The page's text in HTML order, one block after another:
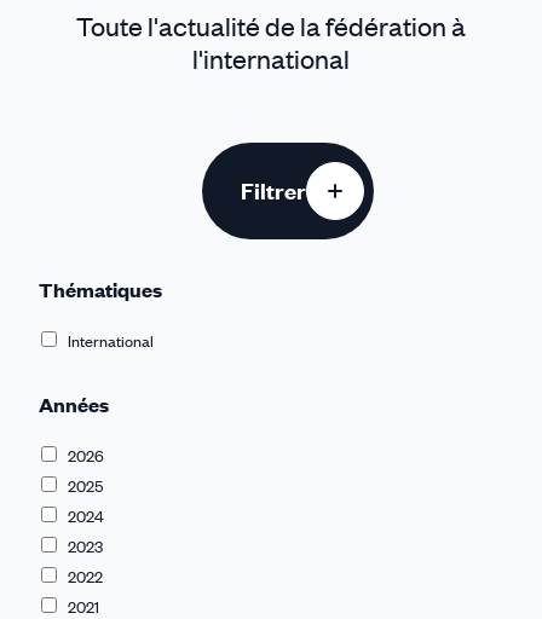
Toute l'actualité de la fédération à
l'international
Filtrer
Thématiques
International
Années
2026
2025
2024
2023
2022
2021